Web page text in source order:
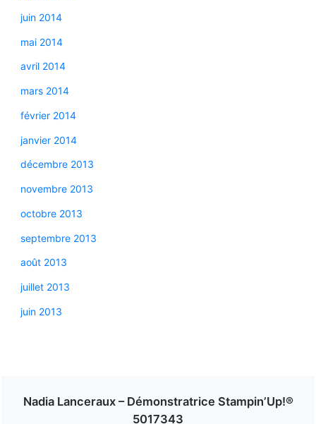
juin 2014
mai 2014
avril 2014
mars 2014
février 2014
janvier 2014
décembre 2013
novembre 2013
octobre 2013
septembre 2013
août 2013
juillet 2013
juin 2013
Nadia Lanceraux – Démonstratrice Stampin’Up!®
5017343